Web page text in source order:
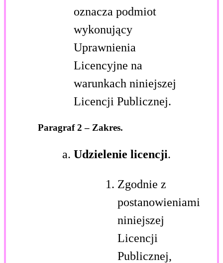
oznacza podmiot
wykonujący
Uprawnienia
Licencyjne na
warunkach niniejszej
Licencji Publicznej.
Paragraf 2 – Zakres.
Udzielenie licencji.
Zgodnie z
postanowieniami
niniejszej
Licencji
Publicznej,